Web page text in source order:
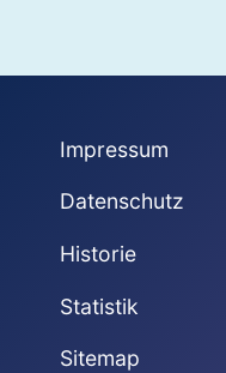
Impressum
Datenschutz
Historie
Statistik
Sitemap